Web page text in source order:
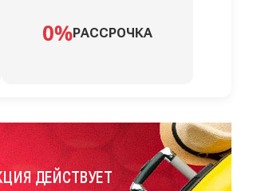
РАССРОЧКА
ДЕЙСТВУЕТ